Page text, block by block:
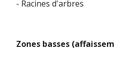
- Racines d'arbres
Zones basses